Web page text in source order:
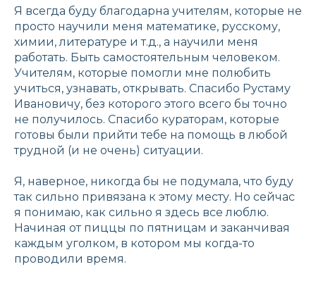
Я всегда буду благодарна учителям, которые не
просто научили меня математике, русскому,
химии, литературе и т.д., а научили меня
работать. Быть самостоятельным человеком.
Учителям, которые помогли мне полюбить
учиться, узнавать, открывать. Спасибо Рустаму
Ивановичу, без которого этого всего бы точно
не получилось. Спасибо кураторам, которые
готовы были прийти тебе на помощь в любой
трудной (и не очень) ситуации.
Я, наверное, никогда бы не подумала, что буду
так сильно привязана к этому месту. Но сейчас
я понимаю, как сильно я здесь все люблю.
Начиная от пиццы по пятницам и заканчивая
каждым уголком, в котором мы когда-то
проводили время.